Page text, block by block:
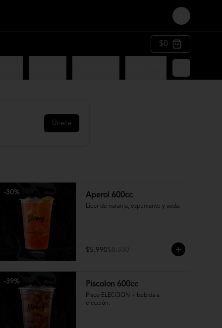
Login
$0
Únete
-30% Aperol 600cc
Licor de naranja, espumante y soda.
$5.990$8.500
-39% Piscolon 600cc
Pisco ELECCION + bebida a
elección.